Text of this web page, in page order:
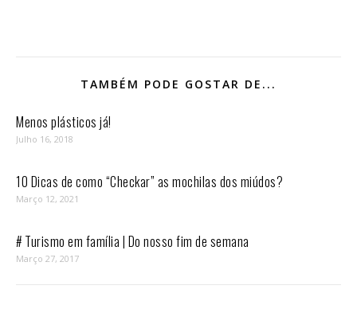
TAMBÉM PODE GOSTAR DE...
Menos plásticos já!
Julho 16, 2018
10 Dicas de como “Checkar” as mochilas dos miúdos?
Março 12, 2021
# Turismo em família | Do nosso fim de semana
Março 27, 2017